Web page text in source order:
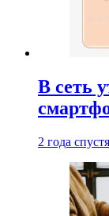
В сеть
2 года спустя